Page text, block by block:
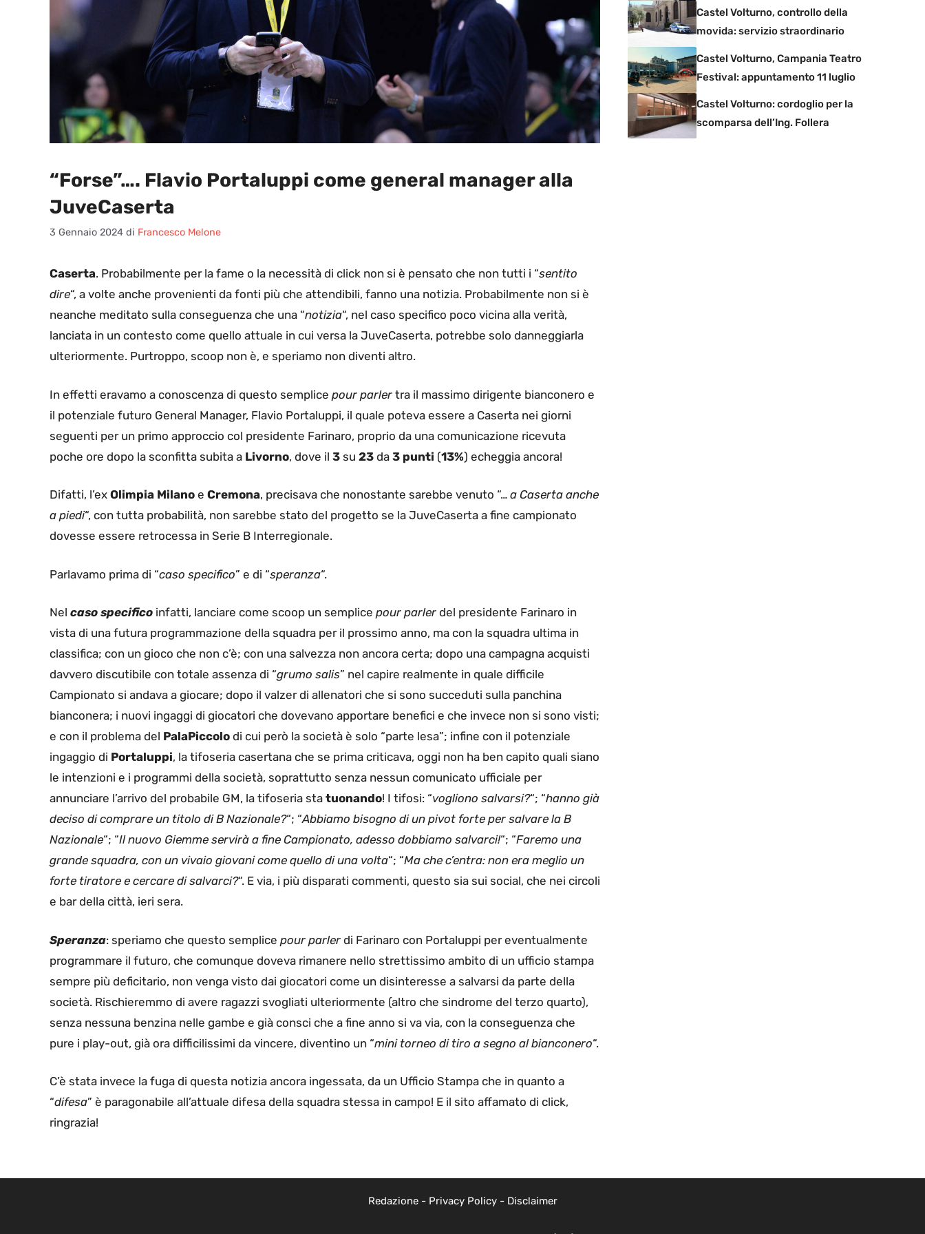
“Forse”…. Flavio Portaluppi come general manager alla
JuveCaserta
3 Gennaio 2024 di Francesco Melone
Caserta. Probabilmente per la fame o la necessità di click non si è pensato che non tutti i “sentito
dire“, a volte anche provenienti da fonti più che attendibili, fanno una notizia. Probabilmente non si è
neanche meditato sulla conseguenza che una “notizia“, nel caso specifico poco vicina alla verità,
lanciata in un contesto come quello attuale in cui versa la JuveCaserta, potrebbe solo danneggiarla
ulteriormente. Purtroppo, scoop non è, e speriamo non diventi altro.
In effetti eravamo a conoscenza di questo semplice pour parler tra il massimo dirigente bianconero e
il potenziale futuro General Manager, Flavio Portaluppi, il quale poteva essere a Caserta nei giorni
seguenti per un primo approccio col presidente Farinaro, proprio da una comunicazione ricevuta
poche ore dopo la sconfitta subita a Livorno, dove il 3 su 23 da 3 punti (13%) echeggia ancora!
Difatti, l’ex Olimpia Milano e Cremona, precisava che nonostante sarebbe venuto “… a Caserta anche
a piedi“, con tutta probabilità, non sarebbe stato del progetto se la JuveCaserta a fine campionato
dovesse essere retrocessa in Serie B Interregionale.
Parlavamo prima di “caso specifico” e di “speranza“.
Nel caso specifico infatti, lanciare come scoop un semplice pour parler del presidente Farinaro in
vista di una futura programmazione della squadra per il prossimo anno, ma con la squadra ultima in
classifica; con un gioco che non c’è; con una salvezza non ancora certa; dopo una campagna acquisti
davvero discutibile con totale assenza di “grumo salis” nel capire realmente in quale difficile
Campionato si andava a giocare; dopo il valzer di allenatori che si sono succeduti sulla panchina
bianconera; i nuovi ingaggi di giocatori che dovevano apportare benefici e che invece non si sono visti;
e con il problema del PalaPiccolo di cui però la società è solo “parte lesa”; infine con il potenziale
ingaggio di Portaluppi, la tifoseria casertana che se prima criticava, oggi non ha ben capito quali siano
le intenzioni e i programmi della società, soprattutto senza nessun comunicato ufficiale per
annunciare l’arrivo del probabile GM, la tifoseria sta tuonando! I tifosi: “vogliono salvarsi?“; “hanno già
deciso di comprare un titolo di B Nazionale?“; “Abbiamo bisogno di un pivot forte per salvare la B
Nazionale“; “Il nuovo Giemme servirà a fine Campionato, adesso dobbiamo salvarci!“; “Faremo una
grande squadra, con un vivaio giovani come quello di una volta“; “Ma che c’entra: non era meglio un
forte tiratore e cercare di salvarci?“. E via, i più disparati commenti, questo sia sui social, che nei circoli
e bar della città, ieri sera.
Speranza: speriamo che questo semplice pour parler di Farinaro con Portaluppi per eventualmente
programmare il futuro, che comunque doveva rimanere nello strettissimo ambito di un ufficio stampa
sempre più deficitario, non venga visto dai giocatori come un disinteresse a salvarsi da parte della
società. Rischieremmo di avere ragazzi svogliati ulteriormente (altro che sindrome del terzo quarto),
senza nessuna benzina nelle gambe e già consci che a fine anno si va via, con la conseguenza che
pure i play-out, già ora difficilissimi da vincere, diventino un “mini torneo di tiro a segno al bianconero“.
C’è stata invece la fuga di questa notizia ancora ingessata, da un Ufficio Stampa che in quanto a
“difesa” è paragonabile all’attuale difesa della squadra stessa in campo! E il sito affamato di click,
ringrazia!
Castel Volturno, controllo della
movida: servizio straordinario
Castel Volturno, Campania Teatro
Festival: appuntamento 11 luglio
Castel Volturno: cordoglio per la
scomparsa dell’Ing. Follera
Redazione- Privacy Policy- Disclaimer